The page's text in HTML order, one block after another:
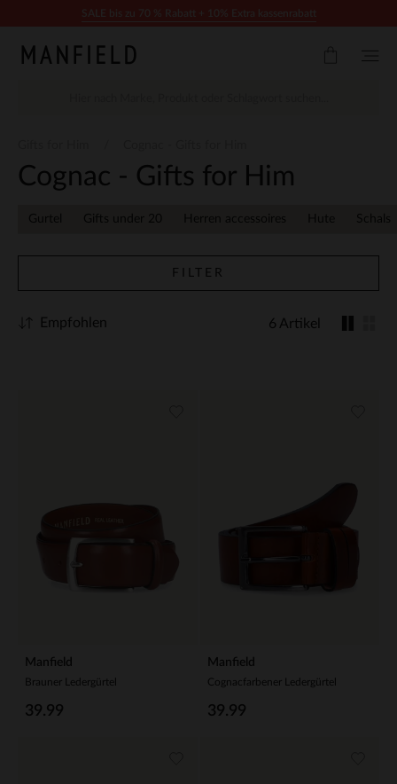
Cognac - Gifts for Him
Gurtel Gifts under 20 Herren accessoires Hute Schals
FILTER
6 Artikel
Empfohlen
Manfield
Brauner Ledergürtel
39.99
Manfield
Cognacfarbener Ledergürtel
39.99